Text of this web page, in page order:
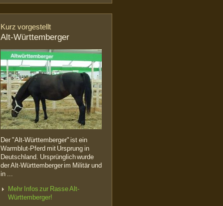
Kurz vorgestellt
Alt-Württemberger
Der "Alt-Württemberger" ist ein
Warmblut-Pferd mit Ursprung in
Deutschland. Ursprünglich wurde
der Alt-Württemberger im Militär und
in ...
Mehr Infos zur Rasse Alt-
Württemberger!